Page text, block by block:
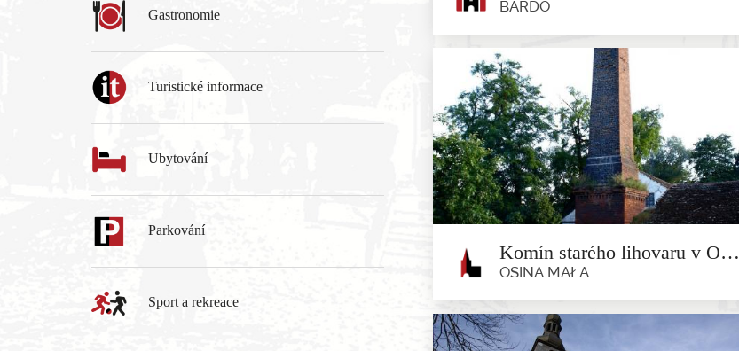
Gastronomie
Turistické informace
Ubytování
Parkování
Sport a rekreace
BARDO
Kaplica górska Matki Boskiej
Płączącej w Bardzie
Bardo
Za útesem se na Vartské hoře (582 m n. m.) nachází
horská kaple...
Komín starého lihovaru v Osině Malé
OSINA MAŁA